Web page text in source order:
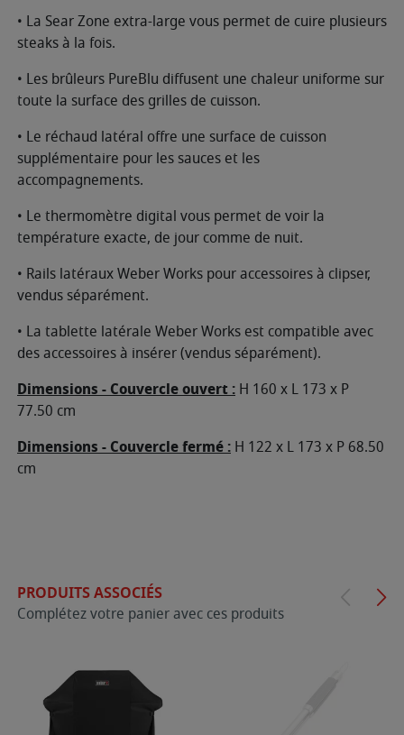
• La Sear Zone extra-large vous permet de cuire plusieurs
steaks à la fois.
• Les brûleurs PureBlu diffusent une chaleur uniforme sur
toute la surface des grilles de cuisson.
• Le réchaud latéral offre une surface de cuisson
supplémentaire pour les sauces et les
accompagnements.
• Le thermomètre digital vous permet de voir la
température exacte, de jour comme de nuit.
• Rails latéraux Weber Works pour accessoires à clipser,
vendus séparément.
• La tablette latérale Weber Works est compatible avec
des accessoires à insérer (vendus séparément).
Dimensions - Couvercle ouvert : H 160 x L 173 x P
77.50 cm
Dimensions - Couvercle fermé : H 122 x L 173 x P 68.50
cm
PRODUITS ASSOCIÉS
Complétez votre panier avec ces produits